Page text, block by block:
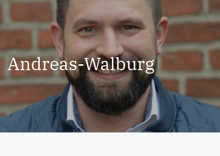
Andreas-Walburg